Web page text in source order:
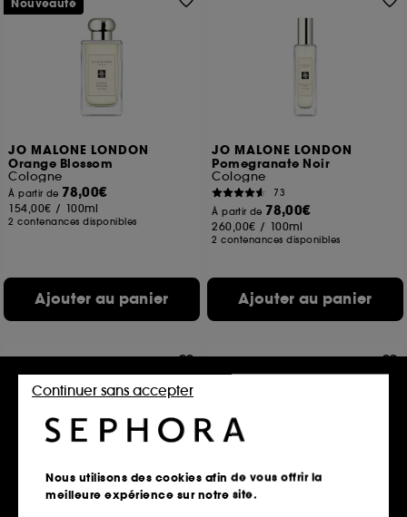
JO MALONE LONDON
Orange Blossom
Cologne
À partir de 78,00€
154,00€ / 100ml
2 contenances disponibles
Ajouter au panier
Nouveauté
JO MALONE LONDON
Pomegranate Noir
Cologne
73
À partir de 78,00€
260,00€ / 100ml
2 contenances disponibles
Ajouter au panier
Nous utilisons des cookies afin de vous offrir la
meilleure expérience sur notre site.
Continuer sans accepter